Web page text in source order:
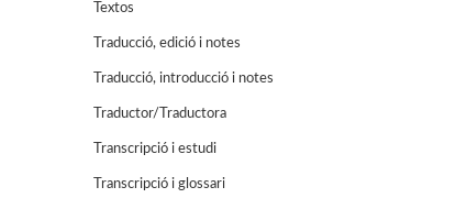
Textos
Traducció, edició i notes
Traducció, introducció i notes
Traductor/Traductora
Transcripció i estudi
Transcripció i glossari